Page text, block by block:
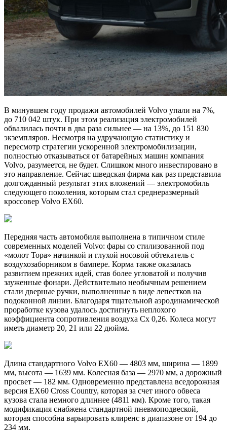
В минувшем году продажи автомобилей Volvo упали на 7%,
до 710 042 штук. При этом реализация электромобилей
обвалилась почти в два раза сильнее — на 13%, до 151 830
экземпляров. Несмотря на удручающую статистику и
пересмотр стратегии ускоренной электромобилизации,
полностью отказываться от батарейных машин компания
Volvo, разумеется, не будет. Слишком много инвестировано в
это направление. Сейчас шведская фирма как раз представила
долгожданный результат этих вложений — электромобиль
следующего поколения, которым стал среднеразмерный
кроссовер Volvo EX60.
Передняя часть автомобиля выполнена в типичном стиле
современных моделей Volvo: фары со стилизованной под
«молот Тора» начинкой и глухой носовой обтекатель с
воздухозаборником в бампере. Корма также оказалась
развитием прежних идей, став более угловатой и получив
зауженные фонари. Действительно необычным решением
стали дверные ручки, выполненные в виде лепестков на
подоконной линии. Благодаря тщательной аэродинамической
проработке кузова удалось достигнуть неплохого
коэффициента сопротивления воздуха Cx 0,26. Колеса могут
иметь диаметр 20, 21 или 22 дюйма.
Длина стандартного Volvo EX60 — 4803 мм, ширина — 1899
мм, высота — 1639 мм. Колесная база — 2970 мм, а дорожный
просвет — 182 мм. Одновременно представлена вседорожная
версия EX60 Cross Country, которая за счет иного обвеса
кузова стала немного длиннее (4811 мм). Кроме того, такая
модификация снабжена стандартной пневмоподвеской,
которая способна варьировать клиренс в диапазоне от 194 до
234 мм.